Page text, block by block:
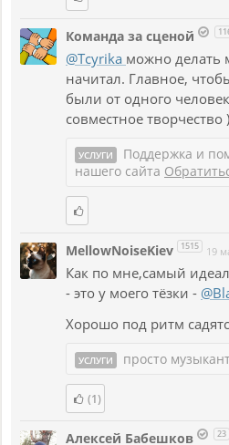
Команда за сценой
@Tcyrika можно делать
начитал. Главное,
были от одного
совместное творчество )
УСЛУГИ
Поддержка и
нашего сайта
MellowNoiseKiev 1515 19
Как по мне,самый
- это у моего тёзки -
Хорошо под ритм
УСЛУГИ просто
(1)
Алексей Бабешков 23